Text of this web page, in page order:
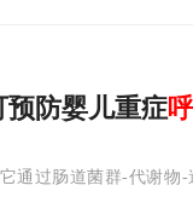
防婴儿重症
通过肠道菌群-代谢物